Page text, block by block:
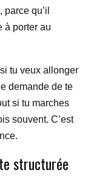
qu’il
à porter au
tu veux allonger
demande de te
si tu marches
souvent. C’est
structurée